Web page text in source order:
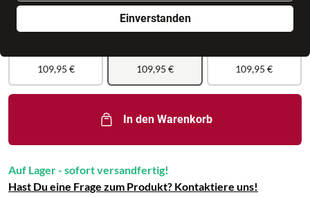
Einverstanden
109,95 € 109,95 € 109,95 €
In den Warenkorb
Auf Lager - sofort versandfertig!
Hast Du eine Frage zum Produkt? Kontaktiere uns!